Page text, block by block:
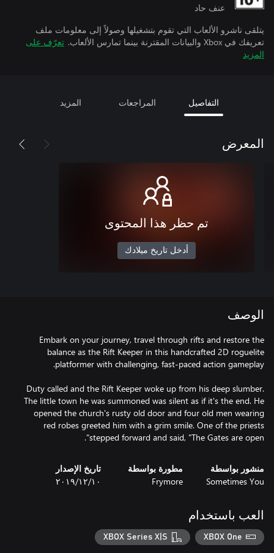
عنف حاد
يتلقى ناشرو الألعاب التي تقوم بتشغيلها وصولاً إلى معلومات ملف
تعريفك في Xbox والبيانات المقترنة بينما تمارس الألعاب.
تعرّف على
المزيد
التفاصيل المراجعات المزيد
المعرض
تم حظر هذا المحتوى
أدخل تاريخ ميلادك
الوصف
Embark on your journey, travel through rifts and restore the
balance as the Rift Keeper in this handcrafted 2D roguelite
Duty called and the Rift Keeper woke up from his deep slumber.
The little town he was summoned was silent as if it's the end. He
opened the church's rusty old door and four old men wearing
red robes greeted him with a grim smile. One of the priests
stepped forward and said, "The Gates are open".
منشور بواسطة
Sometimes You
مطورة بواسطة
Frymore
تاريخ الإصدار
١٠‏/١٢‏/٢٠١٩
العب باستخدام
XBOX One
XBOX Series X|S